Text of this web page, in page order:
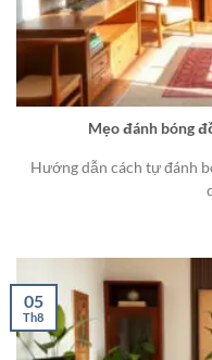
Mẹo đánh bóng
Hướng dẫn cách tự đánh
05
Th8